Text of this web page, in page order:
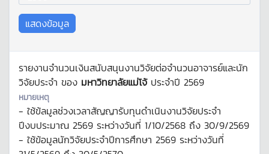
แสดงข้อมูล
รายงานจำนวนเงินสนับสนุนงานวิจัยต่อจำนวนอาจารย์และนัก
วิจัยประจำ ของ มหาวิทยาลัยแม่โจ้ประจำปี 2569
หมายเหตุ
- ใช้ข้ลมูลช่วงเวลาสัญญารับทุนดำเนินงานวิจัยประจำ
ปีงบประมาณ 2569 ระหว่างวันที่ 1/10/2568 ถึง 30/9/2569
- ใช้ข้อมูลนักวิจัยประจำปีการศึกษา 2569 ระหว่างวันที่